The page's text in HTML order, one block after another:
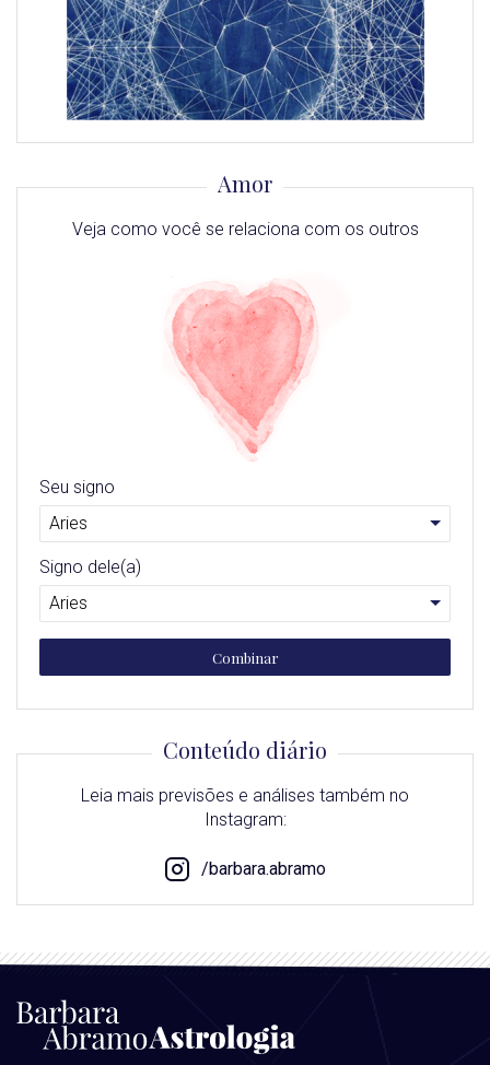
Amor
Veja como você se relaciona com os outros
Seu signo
Signo dele(a)
Combinar
Conteúdo diário
Leia mais previsões e análises também no
Instagram:
/barbara.abramo